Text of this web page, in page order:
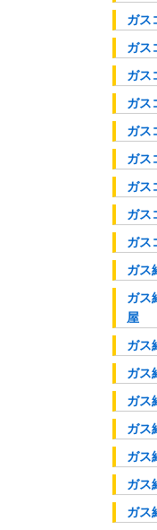
ガス
ガス
ガス
ガス
ガス
ガス
ガス
ガス
ガス
ガス
ガ
屋
ガス
ガス
ガス
ガス
ガス
ガス
ガス